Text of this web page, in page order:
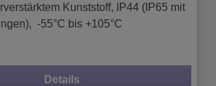
Kunststoff, IP44 (IP65 mit
-55°C bis +105°C
Details